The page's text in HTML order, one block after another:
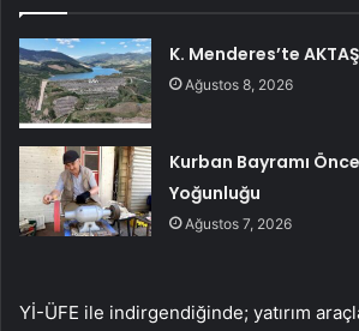
K. Menderes’te
Ağustos 8, 2026
Kurban Bayramı
Yoğunluğu
Ağustos 7, 2026
Yİ-ÜFE ile indirgendiğinde; yatırım